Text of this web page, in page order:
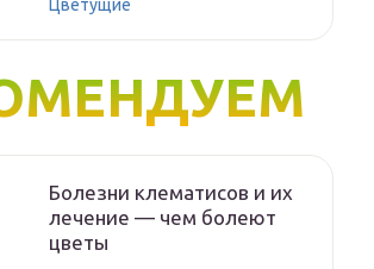
Цветущие
Болезни клематисов и их
лечение — чем болеют
цветы